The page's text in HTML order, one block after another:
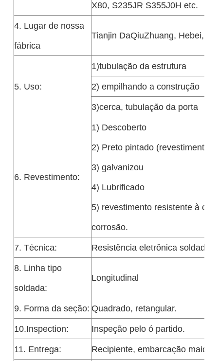
X80, S235JR S355J0H etc.
4. Lugar de nossa
fábrica
Tianjin DaQiuZhuang, Hebei,
5. Uso:
1)tubulação da estrutura
2) empilhando a construção
3)cerca, tubulação da porta
6. Revestimento:
1) Descoberto
2) Preto pintado (revestimento
3) galvanizou
4) Lubrificado
5) revestimento resistente à
corrosão.
7. Técnica:
Resistência eletrônica soldada
8. Linha tipo
soldada:
Longitudinal
9. Forma da seção: Quadrado, retangular.
10.Inspection:
Inspeção pelo ó partido.
11. Entrega:
Recipiente, embarcação